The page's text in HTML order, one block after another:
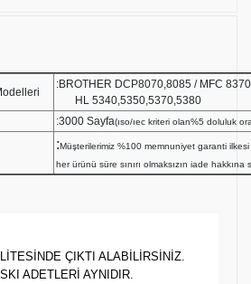
:BROTHER
HL 5340,5350,5370,5380
:3000 Sayfa(ıso/ıec kriteri olan%5 doluluk
:Müşterilerimiz %100 memnuniyet garanti
her ürünü süre sınırı olmaksızın iade hakkına
ÇIKTI ALABİLİRSİNİZ.
ADETLERİ AYNIDIR.